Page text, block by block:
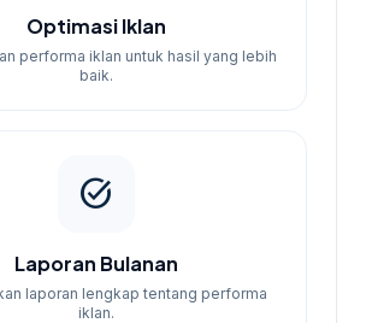
Optimasi Iklan
performa iklan untuk hasil yang lebih
baik.
task_alt
Laporan Bulanan
laporan lengkap tentang performa
iklan.